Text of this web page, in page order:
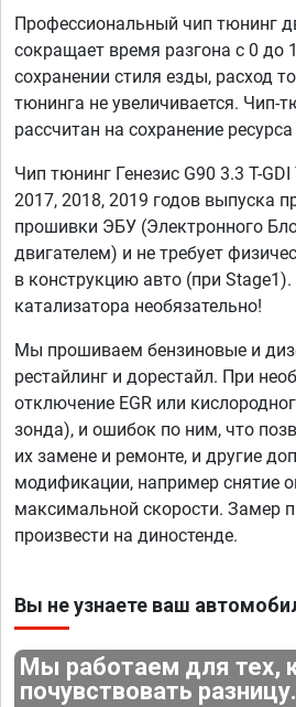
Профессиональный чип тюнинг
сокращает время разгона с 0 до
сохранении стиля езды, расход
тюнинга не увеличивается. Чип-
рассчитан на сохранение
Чип тюнинг Генезис G90 3.3 T-
2017, 2018, 2019 годов выпуска
прошивки ЭБУ (Электронного
двигателем) и не требует
в конструкцию авто (при
катализатора необязательно!
Мы прошиваем бензиновые и
рестайлинг и дорестайл. При
отключение EGR или
зонда), и ошибок по ним, что
их замене и ремонте, и другие
модификации, например снятие
максимальной скорости. Замер
произвести на диностенде.
Вы не узнаете ваш
Мы работаем для тех,
почувствовать разницу.